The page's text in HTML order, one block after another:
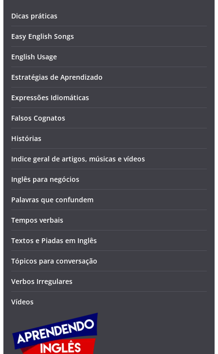
Dicas práticas
Easy English Songs
English Usage
Estratégias de Aprendizado
Expressões Idiomáticas
Falsos Cognatos
Histórias
Indice geral de artigos, músicas e vídeos
Inglês para negócios
Palavras que confundem
Tempos verbais
Textos e Piadas em Inglês
Tópicos para conversação
Verbos Irregulares
Vídeos